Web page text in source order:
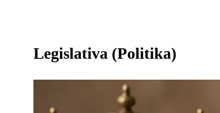
Legislativa (Politika)